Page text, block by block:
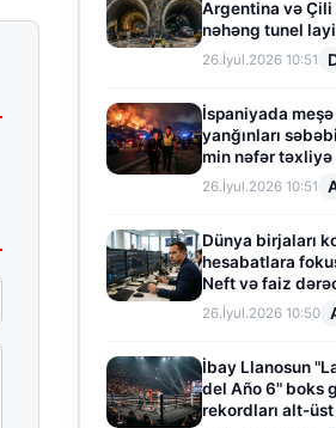
Argentina və Çili
nəhəng tunel
26.İyul.2026 10:51
İspaniyada meşə
yanğınları
min nəfər təxliyə
26.İyul.2026 10:51
Dünya birjaları
hesabatlara
Neft və faiz
təsiri altında cari
26.İyul.2026 10:50
İbay Llanosun
del Año 6" boks
rekordları alt-